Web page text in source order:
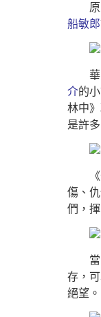
船敏郎
介的
林中
是許
傷、
們，
存，
絕望。